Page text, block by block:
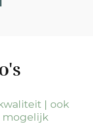
| ook
mogelijk